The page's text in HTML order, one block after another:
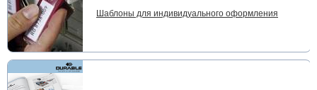
Шаблоны для индивидуального оформления